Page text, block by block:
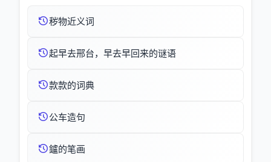
秽物近义词
起早去邢台，早去早回来的谜语
款款的词典
公车造句
鑪的笔画